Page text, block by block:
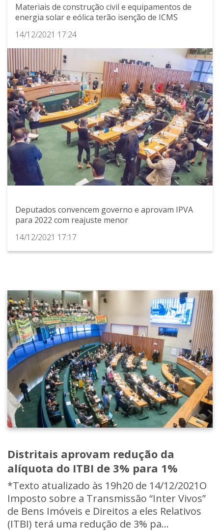
Materiais de construção civil e equipamentos de
energia solar e eólica terão isenção de ICMS
14/12/2021 17:24
Deputados convencem governo e aprovam IPVA
para 2022 com reajuste menor
14/12/2021 17:17
Distritais aprovam redução da
alíquota do ITBI de 3% para 1%
*Texto atualizado às 19h20 de 14/12/2021O
Imposto sobre a Transmissão “Inter Vivos”
de Bens Imóveis e Direitos a eles Relativos
(ITBI) terá uma redução de 3% pa...